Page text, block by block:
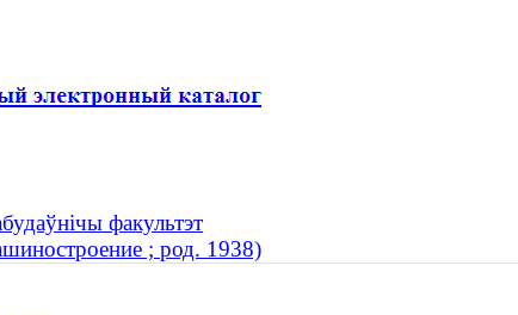
факультэт
; род. 1938)